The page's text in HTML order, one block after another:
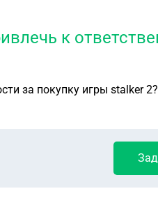
к
за покупку игры stalker 2?